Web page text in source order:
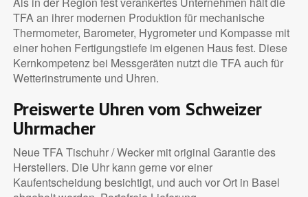
TFA an ihrer modernen Produktion für mechanische
Thermometer, Barometer, Hygrometer und Kompasse mit
einer hohen Fertigungstiefe im eigenen Haus fest. Diese
Kernkompetenz bei Messgeräten nutzt die TFA auch für
Wetterinstrumente und Uhren.
Preiswerte Uhren vom Schweizer
Uhrmacher
Neue TFA Tischuhr / Wecker mit original Garantie des
Herstellers. Die Uhr kann gerne vor einer
Kaufentscheidung besichtigt, und auch vor Ort in Basel